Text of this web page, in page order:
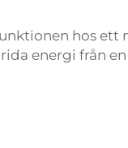
hos
energi från
och